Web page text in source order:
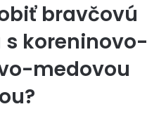
bravčovú
s koreninovo-
medovou